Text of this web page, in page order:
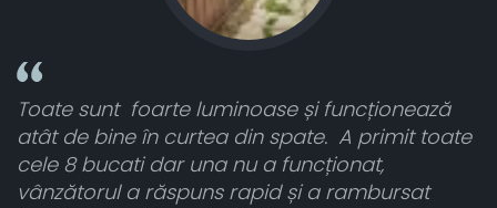
Toate sunt foarte luminoase și funcționează
atât de bine în curtea din spate. A primit toate
cele 8 bucati dar una nu a funcționat,
vânzătorul a răspuns rapid și a rambursat